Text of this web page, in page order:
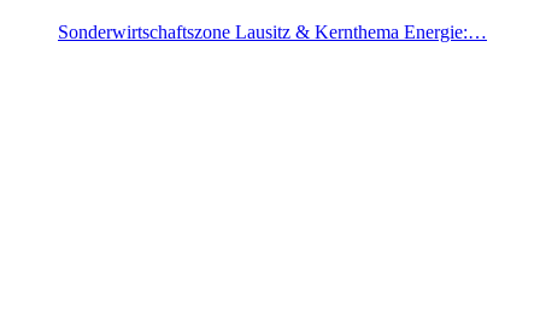
Sonderwirtschaftszone Lausitz & Kernthema Energie:…